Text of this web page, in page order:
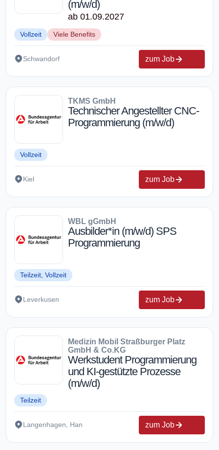
(m/w/d)
ab 01.09.2027
Vollzeit Viele Benefits
Schwandorf zum Job
TKMS GmbH
Technischer Angestellter CNC-
Programmierung (m/w/d)
Vollzeit
Kiel zum Job
WBL gGmbH
Ausbilder*in (m/w/d) SPS
Programmierung
Teilzeit, Vollzeit
Leverkusen zum Job
Medizin Mobil Straßburger Platz
GmbH & Co.KG
Werkstudent Programmierung
und KI-gestützte Prozesse
(m/w/d)
Teilzeit
Langenhagen, Han zum Job